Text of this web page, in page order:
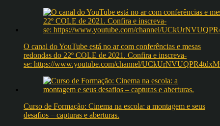
O canal do YouTube está no ar com conferências e mesas
redondas do 22º COLE de 2021. Confira e inscreva-
se: https://www.youtube.com/channel/
Curso de Formação: Cinema na escola: a montagem e seus
desafios – capturas e aberturas.